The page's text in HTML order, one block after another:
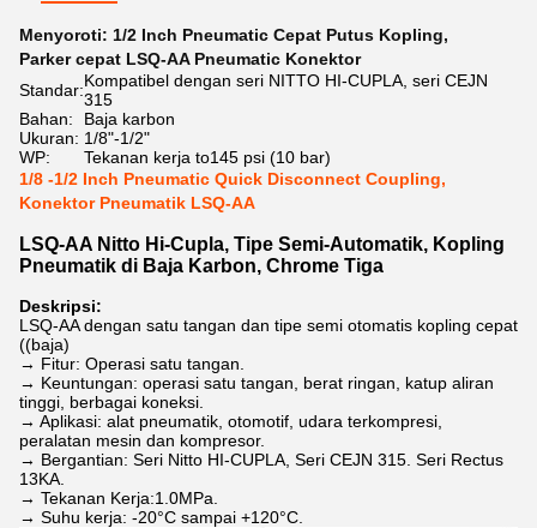
Menyoroti: 1/2 Inch Pneumatic Cepat Putus Kopling,
Parker cepat LSQ-AA Pneumatic Konektor
Standar:Kompatibel dengan seri NITTO HI-CUPLA, seri CEJN
315
Bahan:
Baja karbon
Ukuran: 1/8"-1/2"
WP:
Tekanan kerja to145 psi (10 bar)
1/8 -1/2 Inch Pneumatic Quick Disconnect Coupling,
Konektor Pneumatik LSQ-AA
LSQ-AA Nitto Hi-Cupla, Tipe Semi-Automatik, Kopling
Pneumatik di Baja Karbon, Chrome Tiga
Deskripsi:
LSQ-AA dengan satu tangan dan tipe semi otomatis kopling cepat
((baja)
→ Fitur: Operasi satu tangan.
→ Keuntungan: operasi satu tangan, berat ringan, katup aliran
tinggi, berbagai koneksi.
→ Aplikasi: alat pneumatik, otomotif, udara terkompresi,
peralatan mesin dan kompresor.
→ Bergantian: Seri Nitto HI-CUPLA, Seri CEJN 315. Seri Rectus
13KA.
→ Tekanan Kerja:1.0MPa.
→ Suhu kerja: -20°C sampai +120°C.